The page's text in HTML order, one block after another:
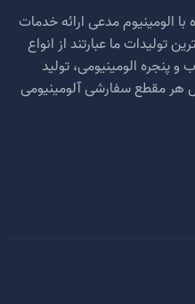
الومینیوم مدعی ارائه خدمات
تولیدات ما عبارتند از انواع
پنجره الومینیومی، تولید
مقطع سفارشی آلومینیومی